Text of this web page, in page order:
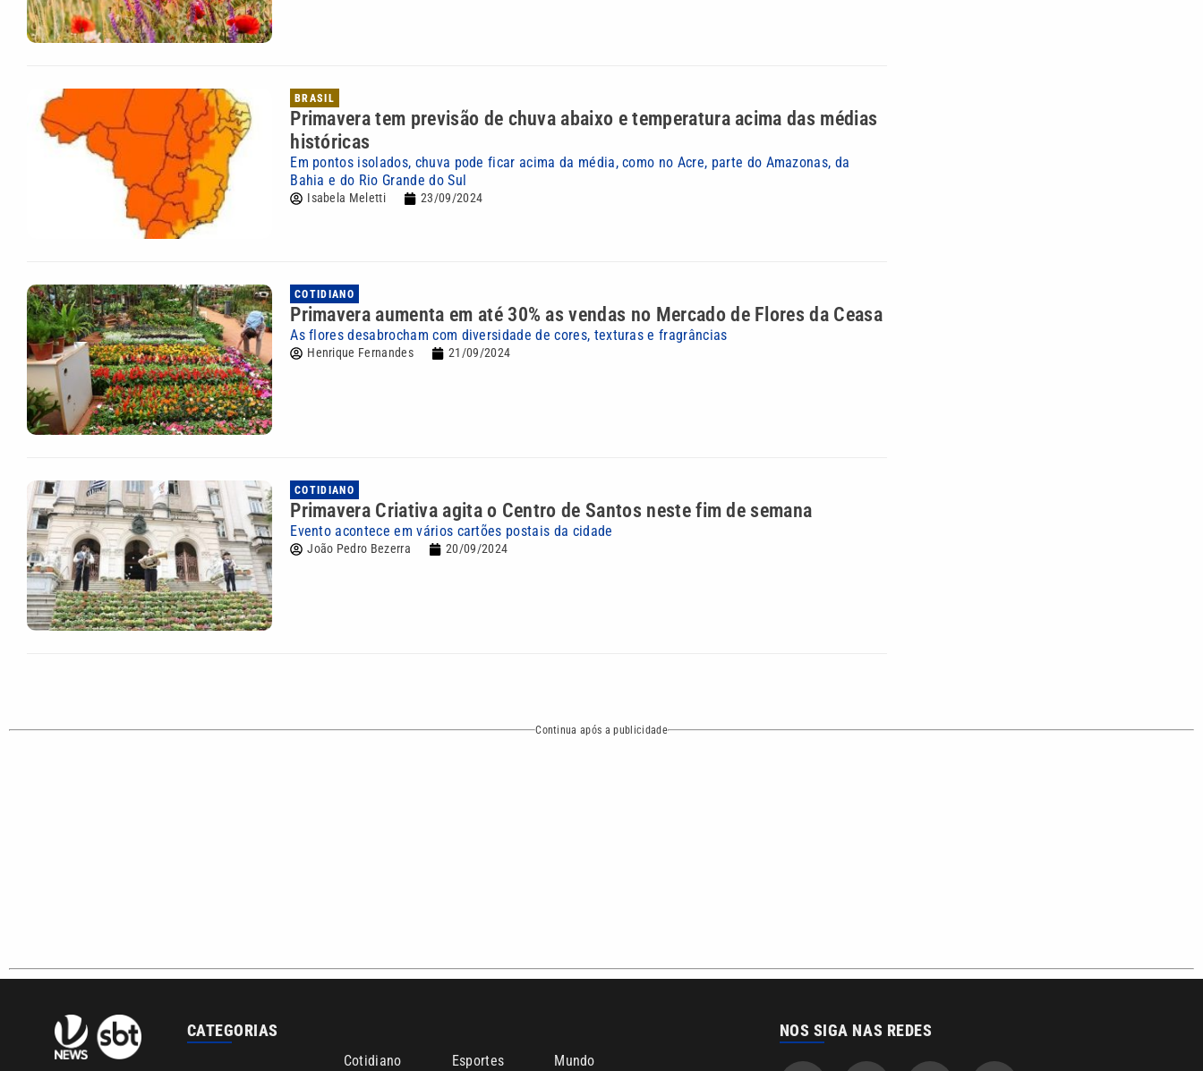
BRASIL
Primavera tem previsão de chuva abaixo e temperatura acima das médias
históricas
Em pontos isolados, chuva pode ficar acima da média, como no Acre, parte do Amazonas, da
Bahia e do Rio Grande do Sul
Isabela Meletti 23/09/2024
COTIDIANO
Primavera aumenta em até 30% as vendas no Mercado de Flores da Ceasa
As flores desabrocham com diversidade de cores, texturas e fragrâncias
Henrique Fernandes 21/09/2024
COTIDIANO
Primavera Criativa agita o Centro de Santos neste fim de semana
Evento acontece em vários cartões postais da cidade
João Pedro Bezerra 20/09/2024
Continua após a publicidade
Sobre nós Anuncie agora com a emissora VTV SBT Área de cobertura que a VTV SBT acompanha: Entre em contato com a VTV News
Copyright © 2026. Todos os direitos reservados | Empresa de Comunicação PRM Ltda – CNPJ: 01.773.119.0001-60